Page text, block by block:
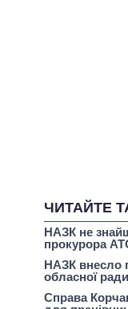
ЧИТАЙТЕ
НАЗК не
прокурора
НАЗК внесло
обласної ради
Справа